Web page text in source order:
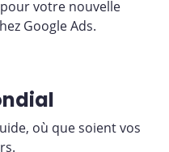
votre nouvelle
Google Ads.
où que soient vos